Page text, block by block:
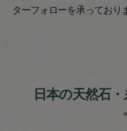
ターフォローを承っており
日本の天然石